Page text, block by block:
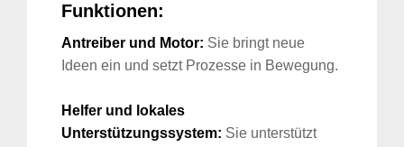
Funktionen:
Antreiber und Motor: Sie bringt neue
Ideen ein und setzt Prozesse in Bewegung.
Helfer und lokales
Unterstützungssystem: Sie unterstützt